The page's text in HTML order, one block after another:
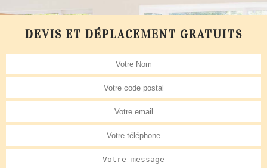
DEVIS ET DÉPLACEMENT GRATUITS